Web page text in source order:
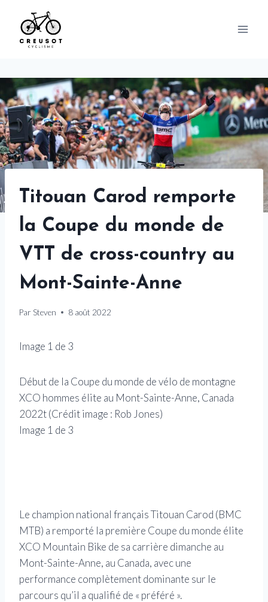
content
Titouan Carod remporte
la Coupe du monde de
VTT de cross-country au
Mont-Sainte-Anne
Par Steven 8 août 2022
Image 1 de 3
Début de la Coupe du monde de vélo de montagne
XCO hommes élite au Mont-Sainte-Anne, Canada
2022t(Crédit image : Rob Jones)
Image 1 de 3
Le champion national français Titouan Carod (BMC
MTB) a remporté la première Coupe du monde élite
XCO Mountain Bike de sa carrière dimanche au
Mont-Sainte-Anne, au Canada, avec une
performance complètement dominante sur le
parcours qu’il a qualifié de « préféré ».